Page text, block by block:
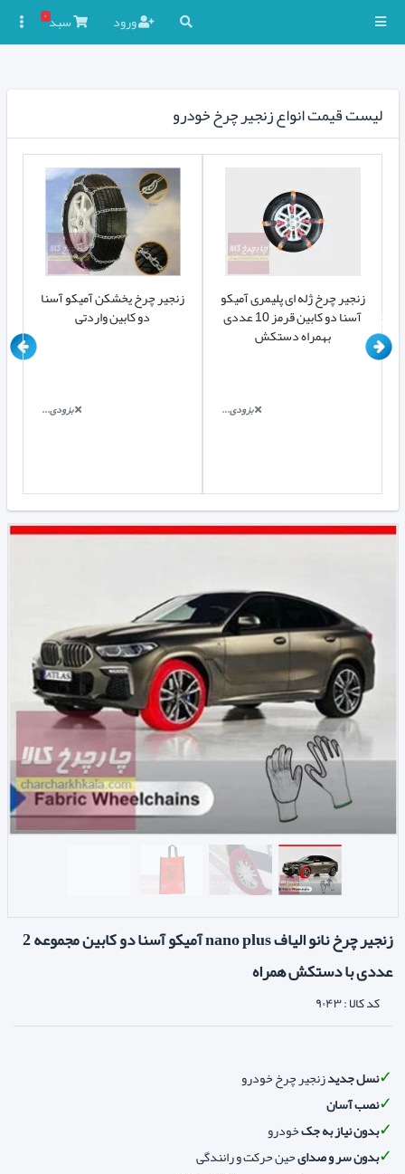
ورود سبد۰
لیست قیمت انواع زنجیر چرخ خودرو
زنجیر چرخ یخشکن آمیکو آسنا
دو کابین واردتی
بزودی...
زنجیر چرخ ژله ای پلیمری آمیکو
آسنا دو کابین قرمز 10 عددی
بهمراه دستکش
بزودی...
زنجیر چرخ نانو الیاف nano plus آمیکو آسنا دو کابین مجموعه 2
عددی با دستکش همراه
کد کالا :۹۰۴۳
نسل جدیدزنجیر چرخ خودرو
نصب آسان
بدون نیاز به جکخودرو
بدون سر و صدایحین حرکت و رانندگی